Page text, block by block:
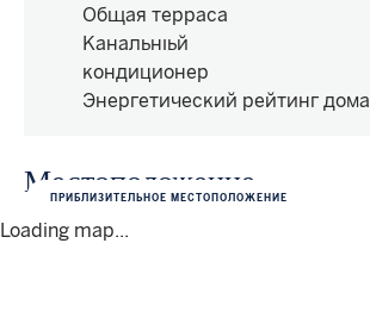
Общая терраса
Канальный
кондиционер
Энергетический рейтинг дома
Местоположение
Loading map...
ПРИБЛИЗИТЕЛЬНОЕ МЕСТОПОЛОЖЕНИЕ